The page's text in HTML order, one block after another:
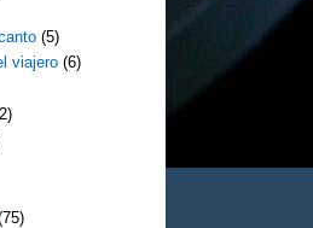
(5)
viajero (6)